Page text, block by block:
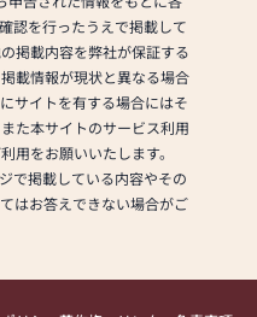
認を行ったうえで掲載して
掲載内容を弊社が保証する
載情報が現状と異なる場合
サイトを有する場合にはそ
た本サイトのサービス利用
用をお願いいたします。
で掲載している内容やその
はお答えできない場合がご